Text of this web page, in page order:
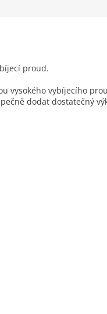
proud.
vysokého vybíjecího
dodat dostatečný